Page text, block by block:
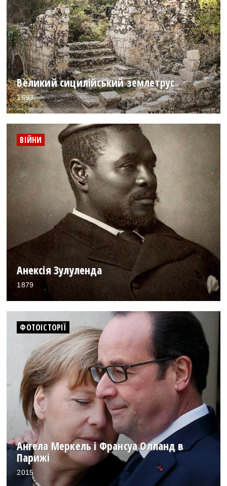
Великий сицилійський землетрус
1693
ВІЙНИ
Анексія Зулуленда
1879
ФОТОІСТОРІЇ
Ангела Меркель і Франсуа Олланд в
Парижі
2015